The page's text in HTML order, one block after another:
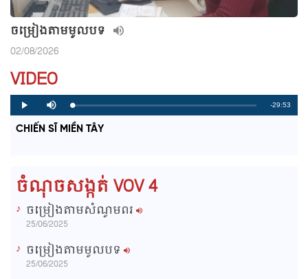
ចម្រៀងតាមមូលបទ
02/08/2026
VIDEO
P
l
y
M
u
e
L
o
a
d
P
r
o
g
R
-29:53
CHIẾN SĨ MIỀN TÂY
ចំណុចសង្កត់ VOV 4
ចម្រៀងតាមសំណូមពរ
25/06/2025
ចម្រៀងតាមមូលបទ
25/06/2025